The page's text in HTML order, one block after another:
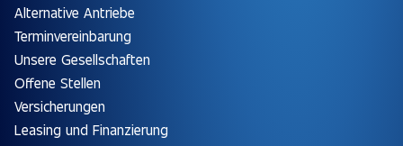
Alternative Antriebe
Terminvereinbarung
Unsere Gesellschaften
Offene Stellen
Versicherungen
Leasing und Finanzierung